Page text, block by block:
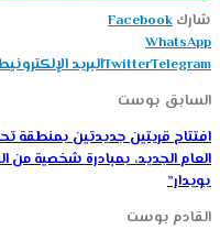
شارك Facebook
WhatsApp
TwitterTelegram البريد الإلكتروني
السابق بوست
افتتاح قريتين جديدتين بمنطقة
العام الجديد، بمبادرة شخصية
بويدار”
القادم بوست